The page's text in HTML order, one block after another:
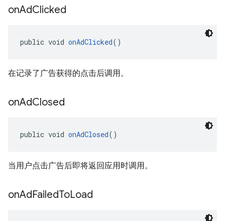
onAdClicked
public void onAdClicked()
在记录了广告获得的点击后调用。
onAdClosed
public void onAdClosed()
当用户点击广告后即将返回应用时调用。
onAdFailedToLoad